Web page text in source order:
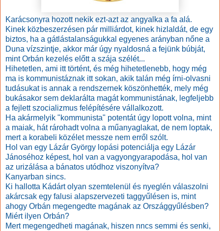
Karácsonyra hozott nekik ezt-azt az angyalka a fa alá.
Kinek közbeszerzésen pár milliárdot, kinek hizlaldát, de egy
biztos, ha a gátlástalanságukkal egyenes arányban nőne a
Duna vízszintje, akkor már úgy nyaldosná a fejünk búbját,
mint Orbán kezelés előtt a szája szélét...
Hihetetlen, ami itt történt, és még hihetetlenebb, hogy még
ma is kommunistáznak itt sokan, akik talán még írni-olvasni
tudásukat is annak a rendszernek köszönhették, mely még
bukásakor sem deklarálta magát kommunistának, legfeljebb
a fejlett szocializmus felépítésére vállalkozott.
Ha akármelyik "kommunista" potentát úgy lopott volna, mint
a maiak, hát rárohadt volna a műanyaglakat, de nem loptak,
mert a korabeli közélet messze nem erről szólt.
Hol van egy Lázár György lopási potenciálja egy Lázár
Jánoséhoz képest, hol van a vagyongyarapodása, hol van
az urizálása a bánatos utódhoz viszonyítva?
Kanyarban sincs.
Ki hallotta Kádárt olyan szemtelenül és nyeglén válaszolni
akárcsak egy falusi alapszervezeti taggyűlésen is, mint
ahogy Orbán megengedte magának az Országgyűlésben?
Miért ilyen Orbán?
Mert megengedheti magának, hiszen nncs semmi és senki,